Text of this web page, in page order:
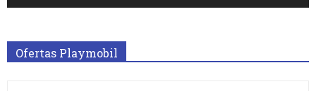
Ofertas Playmobil